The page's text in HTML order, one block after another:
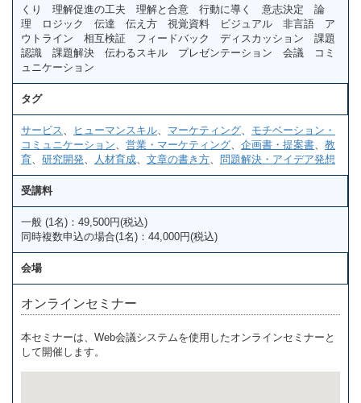
くり 理解促進の工夫 理解と合意 行動に導く 意志決定 論
理 ロジック 伝達 伝え方 視覚資料 ビジュアル 非言語 ア
ウトライン 相互検証 フィードバック ディスカッション 課題
認識 課題解決 伝わるスキル プレゼンテーション 会議 コミ
ュニケーション
タグ
サービス ヒューマンスキル マーケティング
モチベーション・
コミュニケーション
営業・マーケティング 企画書・提案書
教
育
研究開発 人材育成 文章の書き方 問題解決・アイデア発想
受講料
一般 (1名)：49,500円(税込)
同時複数申込の場合(1名)：44,000円(税込)
会場
オンラインセミナー
本セミナーは、Web会議システムを使用したオンラインセミナーと
して開催します。